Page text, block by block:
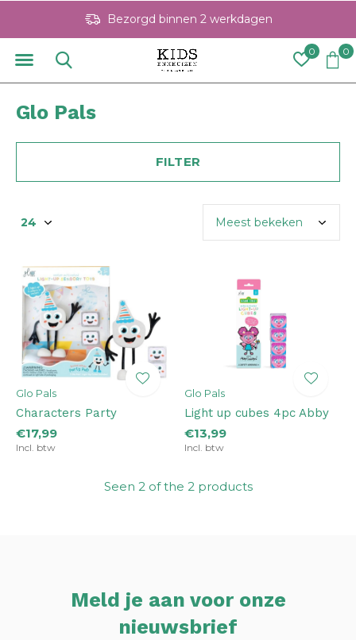
0 0
Bezorgd binnen 2 werkdagen
Glo Pals
FILTER
Glo Pals
Characters Party
€17,99
Incl. btw
Glo Pals
Light up cubes 4pc Abby
€13,99
Incl. btw
Seen 2 of the 2 products
Meld je aan voor onze
nieuwsbrief